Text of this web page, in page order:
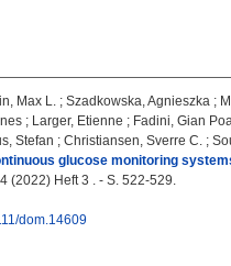
Max L. ; Szadkowska, Agnieszka ;
; Larger, Etienne ; Fadini, Gian
Stefan ; Christiansen, Sverre C. ;
glucose monitoring
(2022) Heft 3 . - S. 522-529.
dom.14609